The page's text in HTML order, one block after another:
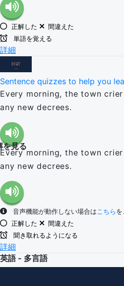
正解した
間違えた
単語を覚える
詳細
Sentence quizzes to help you
Every morning, the town
any new decrees.
を見る
Every morning, the town
any new decrees.
音声機能が動作しない場合はこちら
正解した
間違えた
聞き取れるようになる
詳細
英語 - 多言語